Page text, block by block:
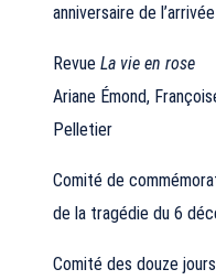
anniversaire de
Revue La vie en rose
Ariane Émond,
Pelletier
Comité de
de la tragédie du 6
Comité des douze